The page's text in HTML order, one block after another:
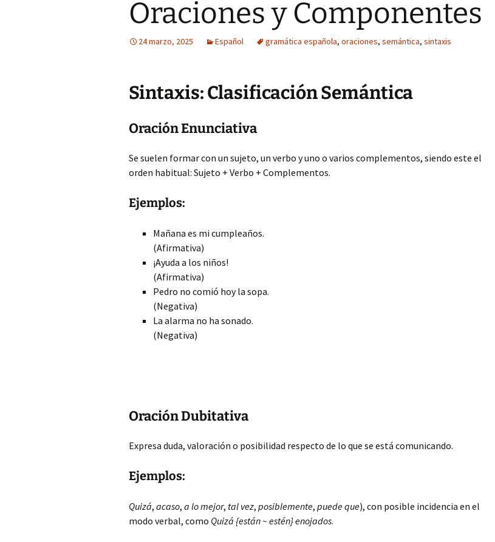
Oraciones y Componentes
24 marzo, 2025 Español gramática española, oraciones, semántica, sintaxis
Sintaxis: Clasificación Semántica
Oración Enunciativa
Se suelen formar con un sujeto, un verbo y uno o varios complementos, siendo este el
orden habitual: Sujeto + Verbo + Complementos.
Ejemplos:
Mañana es mi cumpleaños.
(Afirmativa)
¡Ayuda a los niños!
(Afirmativa)
Pedro no comió hoy la sopa.
(Negativa)
La alarma no ha sonado.
(Negativa)
Oración Dubitativa
Expresa duda, valoración o posibilidad respecto de lo que se está comunicando.
Ejemplos:
Quizá, acaso, a lo mejor, tal vez, posiblemente, puedeque), con posible incidencia en el
modo verbal, como Quizá {están ~ estén} enojados.